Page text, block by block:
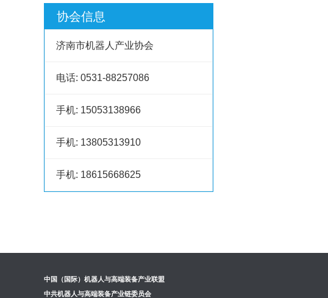
协会信息
济南市机器人产业协会
电话: 0531-88257086
手机: 15053138966
手机: 13805313910
手机: 18615668625
中国（国际）机器人与高端装备产业联盟
中共机器人与高端装备产业链委员会